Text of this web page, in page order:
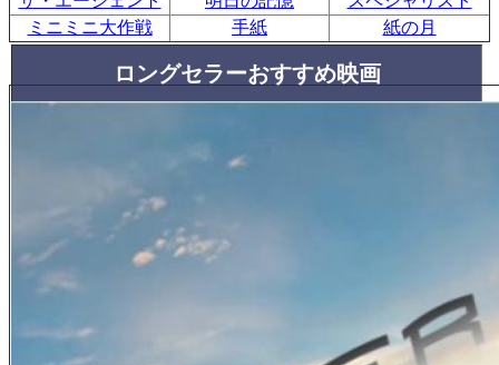
ミニミニ大作戦
手紙 紙の月
ロングセラーおすすめ映画